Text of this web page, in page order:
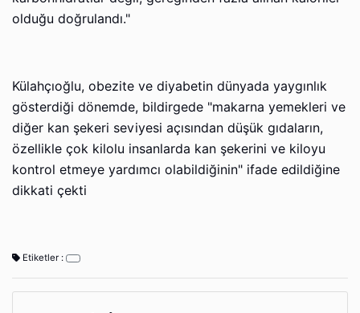
olduğu doğrulandı."
Külahçıoğlu, obezite ve diyabetin dünyada yaygınlık
gösterdiği dönemde, bildirgede "makarna yemekleri ve
diğer kan şekeri seviyesi açısından düşük gıdaların,
özellikle çok kilolu insanlarda kan şekerini ve kiloyu
kontrol etmeye yardımcı olabildiğinin" ifade edildiğine
dikkati çekti
Etiketler :